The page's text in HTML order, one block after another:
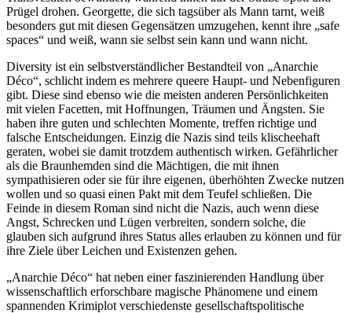
Prügel drohen. Georgette, die sich tagsüber als Mann tarnt, weiß
besonders gut mit diesen Gegensätzen umzugehen, kennt ihre „safe
spaces“ und weiß, wann sie selbst sein kann und wann nicht.
Diversity ist ein selbstverständlicher Bestandteil von „Anarchie
Déco“, schlicht indem es mehrere queere Haupt- und Nebenfiguren
gibt. Diese sind ebenso wie die meisten anderen Persönlichkeiten
mit vielen Facetten, mit Hoffnungen, Träumen und Ängsten. Sie
haben ihre guten und schlechten Momente, treffen richtige und
falsche Entscheidungen. Einzig die Nazis sind teils klischeehaft
geraten, wobei sie damit trotzdem authentisch wirken. Gefährlicher
als die Braunhemden sind die Mächtigen, die mit ihnen
sympathisieren oder sie für ihre eigenen, überhöhten Zwecke nutzen
wollen und so quasi einen Pakt mit dem Teufel schließen. Die
Feinde in diesem Roman sind nicht die Nazis, auch wenn diese
Angst, Schrecken und Lügen verbreiten, sondern solche, die
glauben sich aufgrund ihres Status alles erlauben zu können und für
ihre Ziele über Leichen und Existenzen gehen.
„Anarchie Déco“ hat neben einer faszinierenden Handlung über
wissenschaftlich erforschbare magische Phänomene und einem
spannenden Krimiplot verschiedenste gesellschaftspolitische